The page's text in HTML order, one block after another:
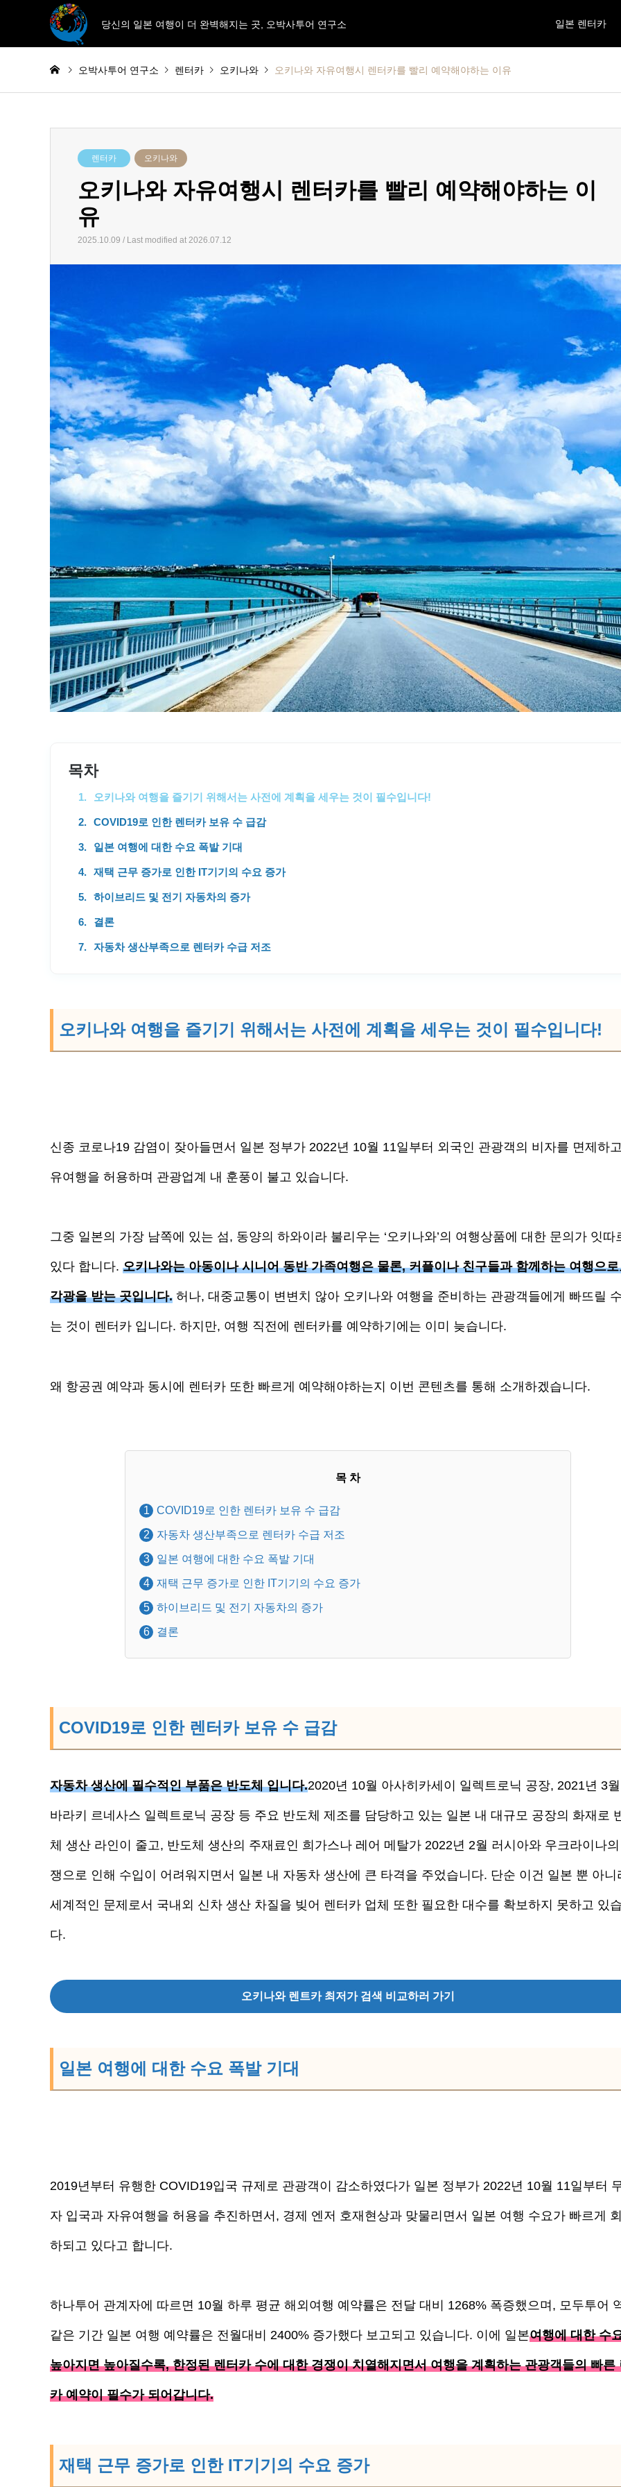
당신의 일본 여행이 더 완벽해지는 곳, 오박사투어 연구소 일본 렌터카
오박사투어 연구소 렌터카 오키나와 오키나와 자유여행시 렌터카를 빨리 예약해야하는 이유
렌터카 오키나와
오키나와 자유여행시 렌터카를 빨리 예약해야하는 이
유
2025.10.09 / Last modified at 2026.07.12
목차
오키나와 여행을 즐기기 위해서는 사전에 계획을 세우는 것이 필수입니다!
COVID19로 인한 렌터카 보유 수 급감
일본 여행에 대한 수요 폭발 기대
재택 근무 증가로 인한 IT기기의 수요 증가
하이브리드 및 전기 자동차의 증가
결론
자동차 생산부족으로 렌터카 수급 저조
오키나와 여행을 즐기기 위해서는 사전에 계획을 세우는 것이 필수입니다!
신종 코로나19 감염이 잦아들면서 일본 정부가 2022년 10월 11일부터 외국인 관광객의 비자를 면제하
유여행을 허용하며 관광업계 내 훈풍이 불고 있습니다.
그중 일본의 가장 남쪽에 있는 섬, 동양의 하와이라 불리우는 ‘오키나와’의 여행상품에 대한 문의가 잇따
있다 합니다. 오키나와는 아동이나 시니어 동반 가족여행은 물론, 커플이나 친구들과 함께하는 여행으
각광을 받는 곳입니다. 허나, 대중교통이 변변치 않아 오키나와 여행을 준비하는 관광객들에게 빠뜨릴
는 것이 렌터카 입니다. 하지만, 여행 직전에 렌터카를 예약하기에는 이미 늦습니다.
왜 항공권 예약과 동시에 렌터카 또한 빠르게 예약해야하는지 이번 콘텐츠를 통해 소개하겠습니다.
목 차
COVID19로 인한 렌터카 보유 수 급감
자동차 생산부족으로 렌터카 수급 저조
일본 여행에 대한 수요 폭발 기대
재택 근무 증가로 인한 IT기기의 수요 증가
하이브리드 및 전기 자동차의 증가
결론
COVID19로 인한 렌터카 보유 수 급감
자동차 생산에 필수적인 부품은 반도체 입니다.2020년 10월 아사히카세이 일렉트로닉 공장, 2021년 3
바라키 르네사스 일렉트로닉 공장 등 주요 반도체 제조를 담당하고 있는 일본 내 대규모 공장의 화재로
체 생산 라인이 줄고, 반도체 생산의 주재료인 희가스나 레어 메탈가 2022년 2월 러시아와 우크라이나
쟁으로 인해 수입이 어려워지면서 일본 내 자동차 생산에 큰 타격을 주었습니다. 단순 이건 일본 뿐 아니
세계적인 문제로서 국내외 신차 생산 차질을 빚어 렌터카 업체 또한 필요한 대수를 확보하지 못하고 있
다.
오키나와 렌트카 최저가 검색 비교하러 가기
일본 여행에 대한 수요 폭발 기대
2019년부터 유행한 COVID19입국 규제로 관광객이 감소하였다가 일본 정부가 2022년 10월 11일부터
자 입국과 자유여행을 허용을 추진하면서, 경제 엔저 호재현상과 맞물리면서 일본 여행 수요가 빠르게
하되고 있다고 합니다.
하나투어 관계자에 따르면 10월 하루 평균 해외여행 예약률은 전달 대비 1268% 폭증했으며, 모두투어
같은 기간 일본 여행 예약률은 전월대비 2400% 증가했다 보고되고 있습니다. 이에 일본여행에 대한 수
높아지면 높아질수록, 한정된 렌터카 수에 대한 경쟁이 치열해지면서 여행을 계획하는 관광객들의 빠른
카 예약이 필수가 되어갑니다.
재택 근무 증가로 인한 IT기기의 수요 증가